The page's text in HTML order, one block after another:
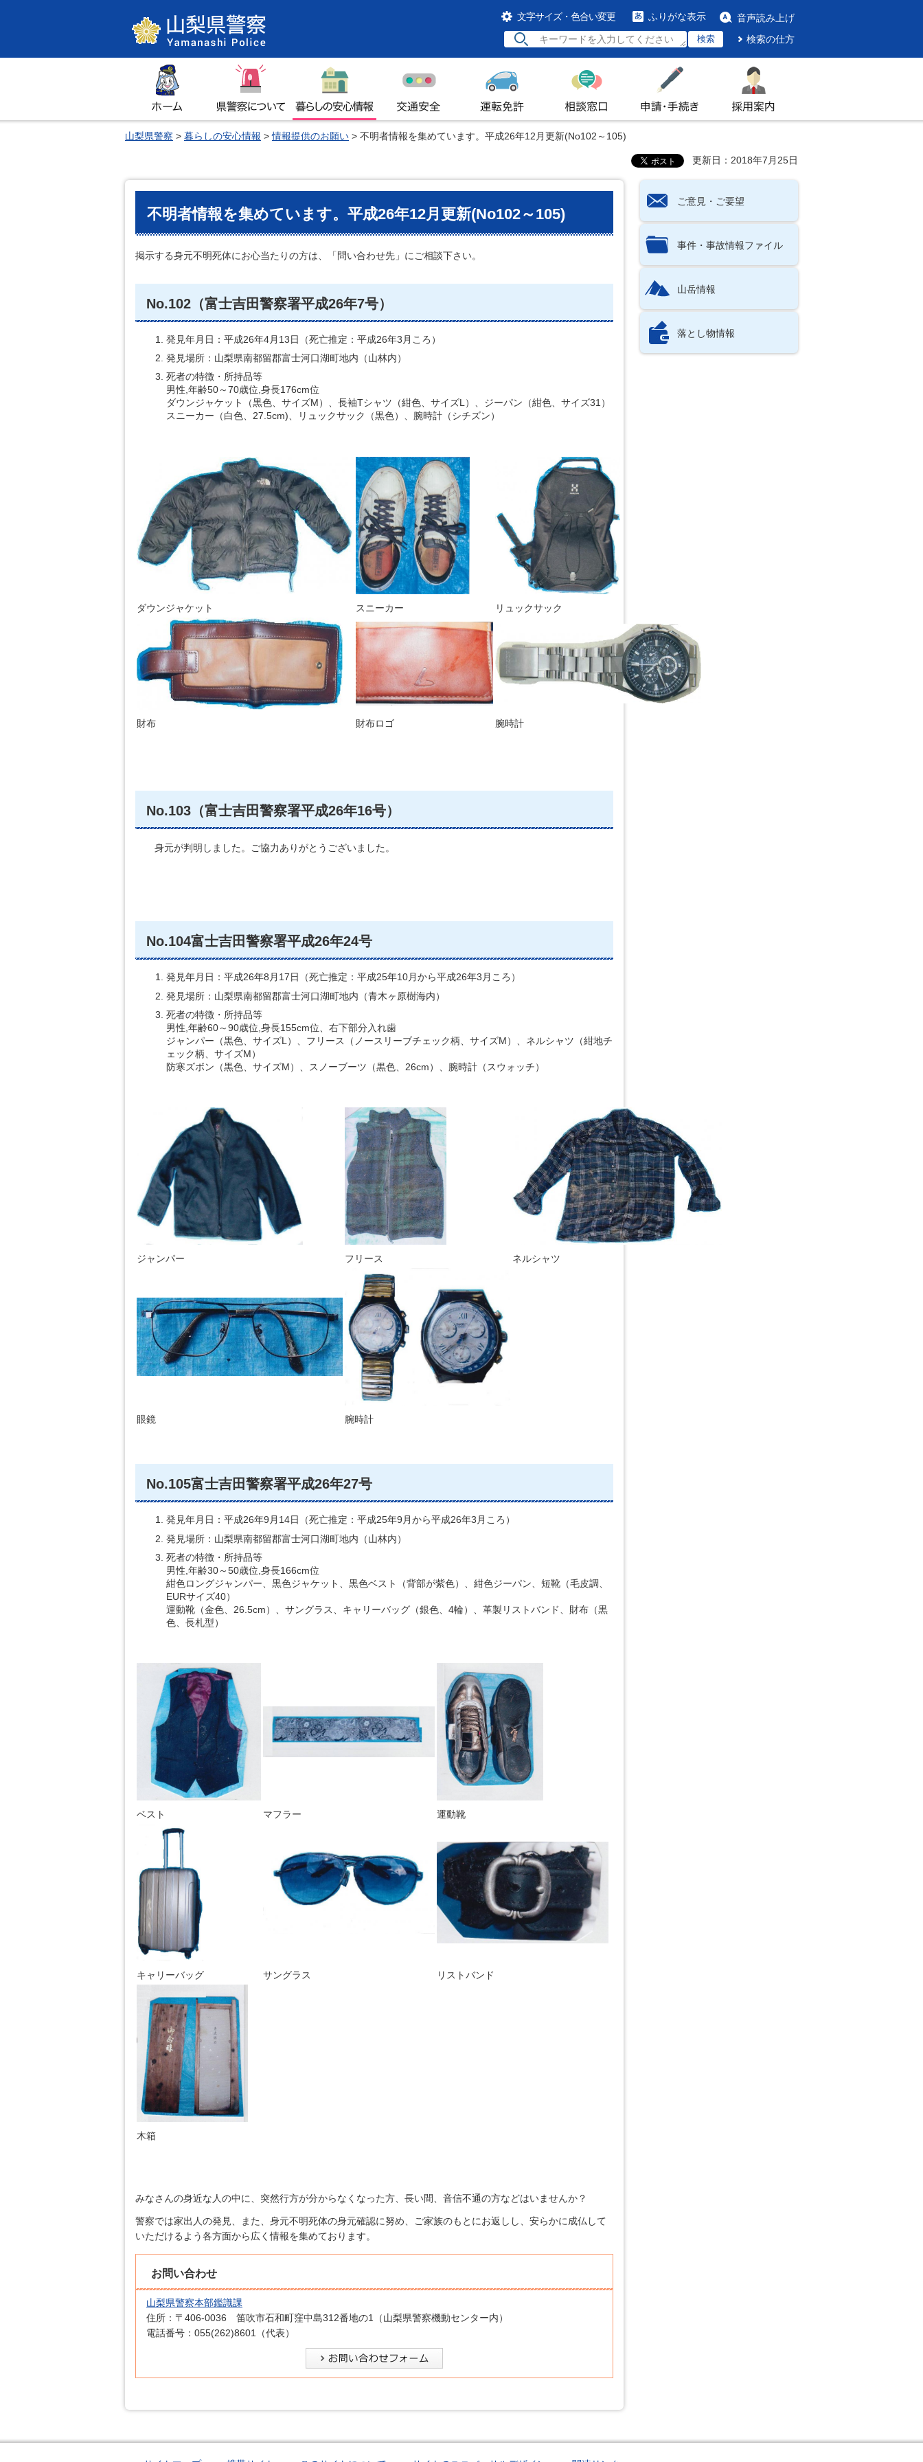
山梨県警察 文字サイズ・色合い変更 ふりがな表示 音声読み上げ
検索 検索の仕方
ホーム 県警察について 暮らしの安心情報 運転免許 相談窓口 申請・手続き 採用案内
山梨県警察 > 暮らしの安心情報 >情報提供のお願い > 不明者情報を集めています。平成26年12月更新(No102～105)
更新日：2018年7月25日
不明者情報を集めています。平成26年12月更新(No102～105)
掲示する身元不明死体にお心当たりの方は、「問い合わせ先」にご相談下さい。
No.102（富士吉田警察署平成26年7号）
発見年月日：平成26年4月13日（死亡推定：平成26年3月ころ）
発見場所：山梨県南都留郡富士河口湖町地内（山林内）
死者の特徴・所持品等
男性,年齢50～70歳位,身長176cm位
ダウンジャケット（黒色、サイズM）、長袖Tシャツ（紺色、サイズL）、ジーパン（紺色、サイズ31）
スニーカー（白色、27.5cm)、リュックサック（黒色）、腕時計（シチズン）
ダウンジャケット スニーカー リュックサック
財布 財布ロゴ 腕時計
No.103（富士吉田警察署平成26年16号）
身元が判明しました。ご協力ありがとうございました。
No.104富士吉田警察署平成26年24号
発見年月日：平成26年8月17日（死亡推定：平成25年10月から平成26年3月ころ）
発見場所：山梨県南都留郡富士河口湖町地内（青木ヶ原樹海内）
死者の特徴・所持品等
男性,年齢60～90歳位,身長155cm位、右下部分入れ歯
ジャンパー（黒色、サイズL）、フリース（ノースリーブチェック柄、サイズM）、ネルシャツ（紺地チ
ェック柄、サイズM）
防寒ズボン（黒色、サイズM）、スノーブーツ（黒色、26cm）、腕時計（スウォッチ）
ジャンパー フリース ネルシャツ
眼鏡 腕時計
No.105富士吉田警察署平成26年27号
発見年月日：平成26年9月14日（死亡推定：平成25年9月から平成26年3月ころ）
発見場所：山梨県南都留郡富士河口湖町地内（山林内）
死者の特徴・所持品等
男性,年齢30～50歳位,身長166cm位
紺色ロングジャンパー、黒色ジャケット、黒色ベスト（背部が紫色）、紺色ジーパン、短靴（毛皮調、
EURサイズ40）
運動靴（金色、26.5cm）、サングラス、キャリーバッグ（銀色、4輪）、革製リストバンド、財布（黒
色、長札型）
ベスト マフラー 運動靴
キャリーバッグ サングラス リストバンド
木箱
みなさんの身近な人の中に、突然行方が分からなくなった方、長い間、音信不通の方などはいませんか？
警察では家出人の発見、また、身元不明死体の身元確認に努め、ご家族のもとにお返しし、安らかに成仏して
いただけるよう各方面から広く情報を集めております。
お問い合わせ
山梨県警察本部鑑識課
住所：〒406-0036 笛吹市石和町窪中島312番地の1（山梨県警察機動センター内）
電話番号：055(262)8601（代表）
ご意見・ご要望
事件・事故情報ファイル
山岳情報
落とし物情報